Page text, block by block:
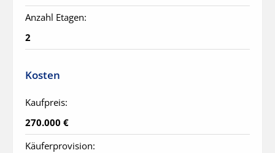
Anzahl Etagen:
2
Kosten
Kaufpreis:
270.000 €
Käuferprovision: